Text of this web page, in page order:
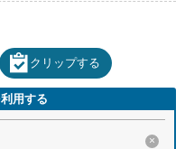
クリップする
用する
×